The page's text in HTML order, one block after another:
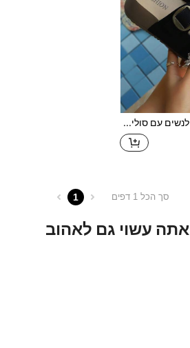
סנדלי קיץ חדשים לנשים עם סוליה עבה, נעלי בית רכות עם אבזם כפול במידות גדולות, להגדלת גובה נעלי חוף להרזיה
סך הכל 1 דפים 1
אתה עשוי גם לאהוב